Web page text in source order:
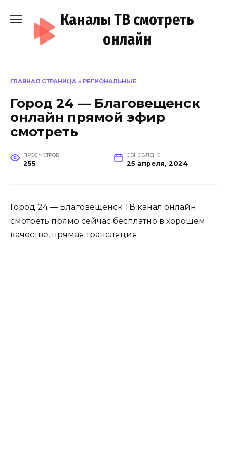
содержанию
Каналы ТВ смотреть
онлайн
ГЛАВНАЯ СТРАНИЦА » РЕГИОНАЛЬНЫЕ
Город 24 — Благовещенск
онлайн прямой эфир
смотреть
ПРОСМОТРОВ
255
ОБНОВЛЕНО
25 апреля, 2024
Город 24 — Благовещенск ТВ канал онлайн
смотреть прямо сейчас бесплатно в хорошем
качестве, прямая трансляция.